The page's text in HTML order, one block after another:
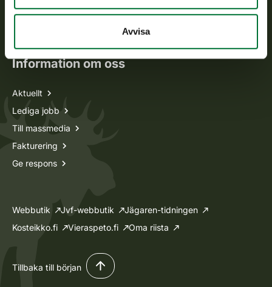
Avvisa
Oma riista -tjänsten
Ansökan om licenser och dispenser
Information om oss
Aktuellt
Lediga jobb
Till massmedia
Fakturering
Ge respons
Webbutik Jvf-webbutik
Jägaren-tidningen
Kosteikko.fi
Vieraspeto.fi Oma riista
Tillbaka till början